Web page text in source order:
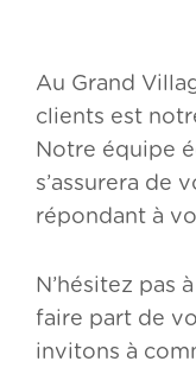
Au Grand
clients est
Notre équipe
s’assurera de
répondant à
N’hésitez pas
faire part de
invitons à